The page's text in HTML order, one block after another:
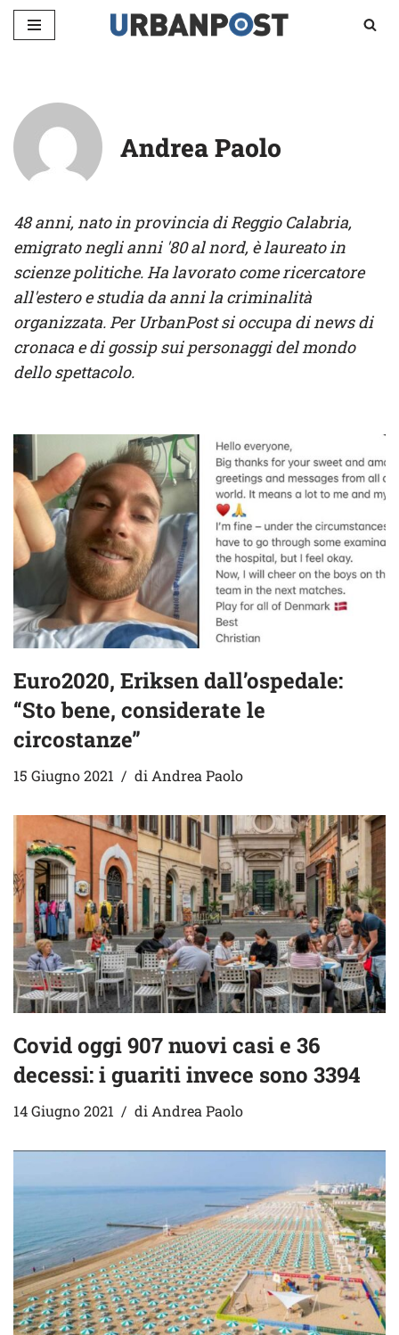
contenuto
Andrea Paolo
48 anni, nato in provincia di Reggio Calabria,
emigrato negli anni '80 al nord, è laureato in
scienze politiche. Ha lavorato come ricercatore
all'estero e studia da anni la criminalità
organizzata. Per UrbanPost si occupa di news di
cronaca e di gossip sui personaggi del mondo
dello spettacolo.
Euro2020, Eriksen dall’ospedale:
“Sto bene, considerate le
circostanze”
15 Giugno 2021 di Andrea Paolo
Covid oggi 907 nuovi casi e 36
decessi: i guariti invece sono 3394
14 Giugno 2021 diAndrea Paolo